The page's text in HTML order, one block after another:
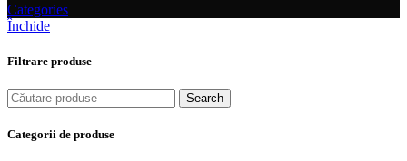
Categories
Închide
Filtrare produse
Search
Categorii de produse